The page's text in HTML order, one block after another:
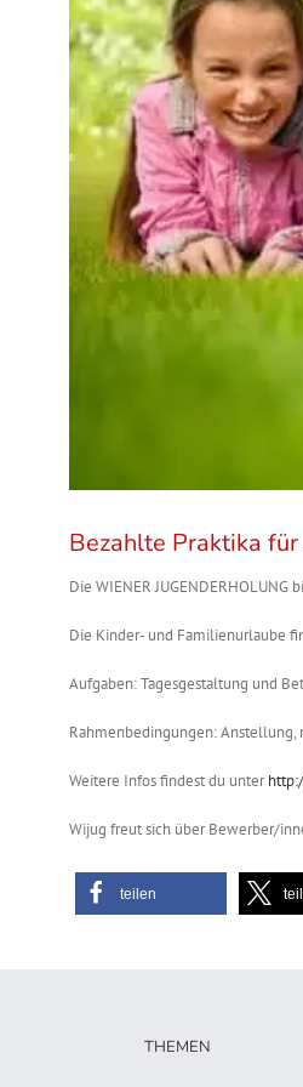
Bezahlte Praktika
Die WIENER
Die Kinder- und Familienurlaube
Aufgaben: Tagesgestaltung und
Rahmenbedingungen:
Weitere Infos findest du unter
Wijug freut sich über Bewerber/
teilen
THEMEN